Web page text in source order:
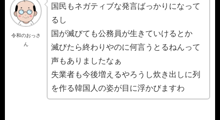
令和のおっさ
ん
国民もネガティブな発言ばっかりになって
るし
国が滅びても公務員が生きていけるとか
滅びたら終わりやのに何言うとるねんって
声もありましたなぁ
失業者も今後増えるやろうし炊き出しに列
を作る韓国人の姿が目に浮かびますわ